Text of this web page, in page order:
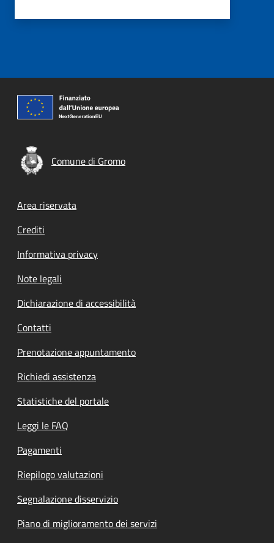
Comune di Gromo
Footer menu
Area riservata
Crediti
Informativa privacy
Note legali
Dichiarazione di accessibilità
Contatti
Prenotazione appuntamento
Richiedi assistenza
Statistiche del portale
Leggi le FAQ
Pagamenti
Riepilogo valutazioni
Segnalazione disservizio
Piano di miglioramento dei servizi